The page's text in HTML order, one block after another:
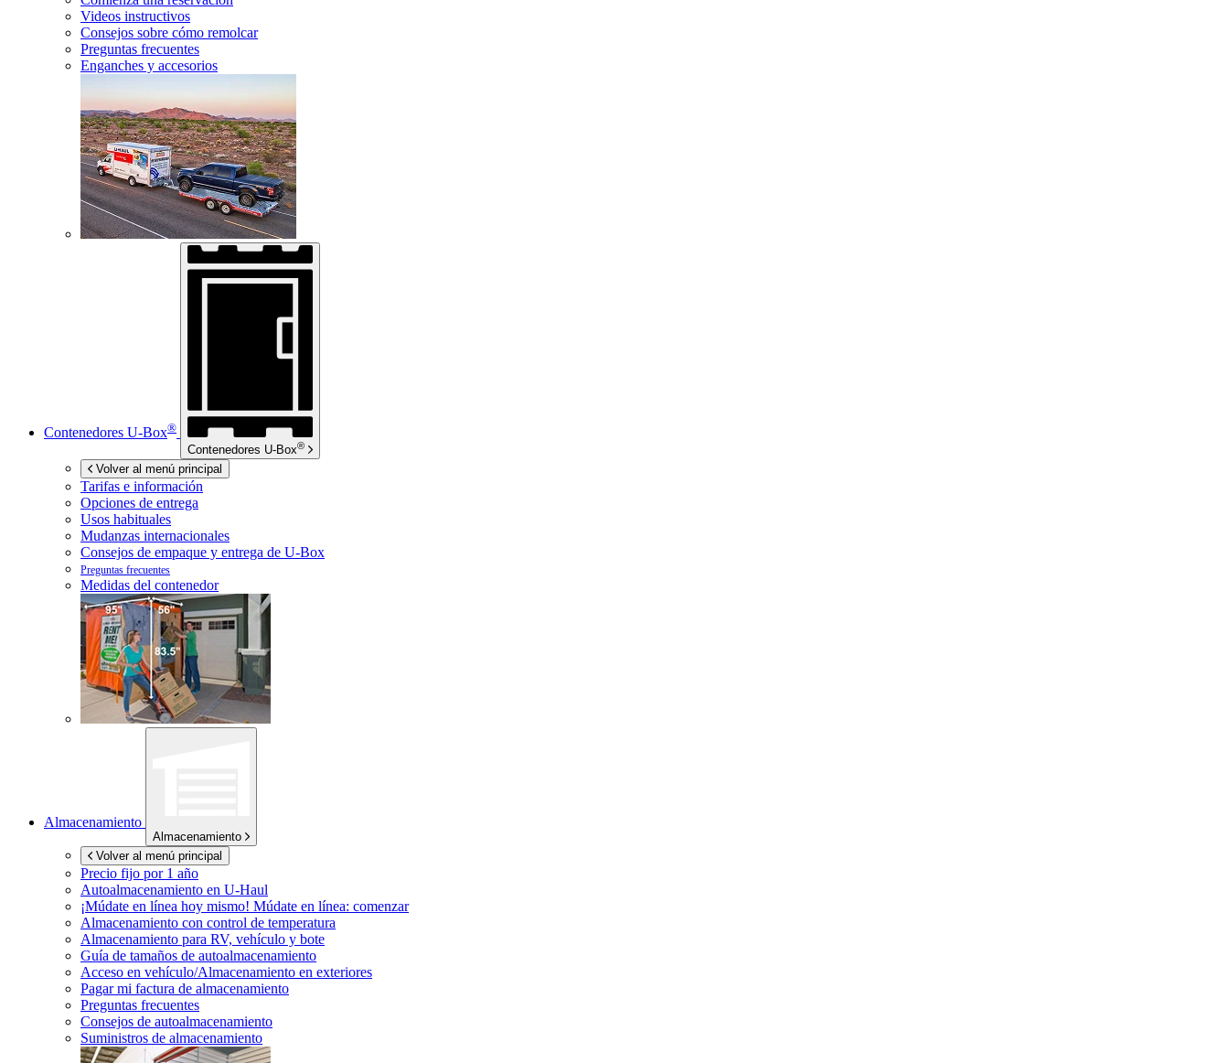
Videos instructivos
Consejos sobre cómo remolcar
Preguntas frecuentes
Enganches y accesorios
Contenedores U-Box®
Contenedores U-Box®
Volver al menú principal
Tarifas e información
Opciones de entrega
Usos habituales
Mudanzas internacionales
Consejos de empaque y entrega de U-Box
Preguntas frecuentes
Medidas del contenedor
Almacenamiento
Almacenamiento
Volver al menú principal
Precio fijo por 1 año
Autoalmacenamiento en U-Haul
¡Múdate en línea hoy mismo! Múdate en línea: comenzar
Almacenamiento con control de temperatura
Almacenamiento para RV, vehículo y bote
Guía de tamaños de autoalmacenamiento
Acceso en vehículo/Almacenamiento en exteriores
Pagar mi factura de almacenamiento
Preguntas frecuentes
Consejos de autoalmacenamiento
Suministros de almacenamiento